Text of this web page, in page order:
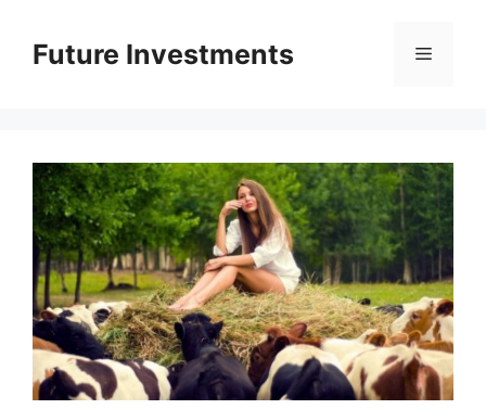
вмістуFuture Investments Меню